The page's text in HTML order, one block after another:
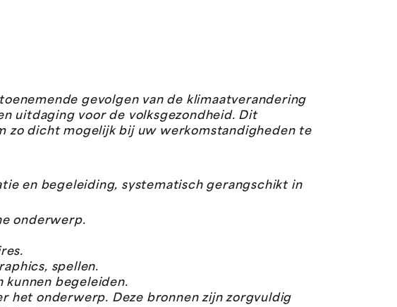
gevolgen van de klimaatverandering
uitdaging voor de volksgezondheid. Dit
zo dicht mogelijk bij uw werkomstandigheden te
en begeleiding, systematisch gerangschikt in
onderwerp.
spellen.
kunnen begeleiden.
het onderwerp. Deze bronnen zijn zorgvuldig